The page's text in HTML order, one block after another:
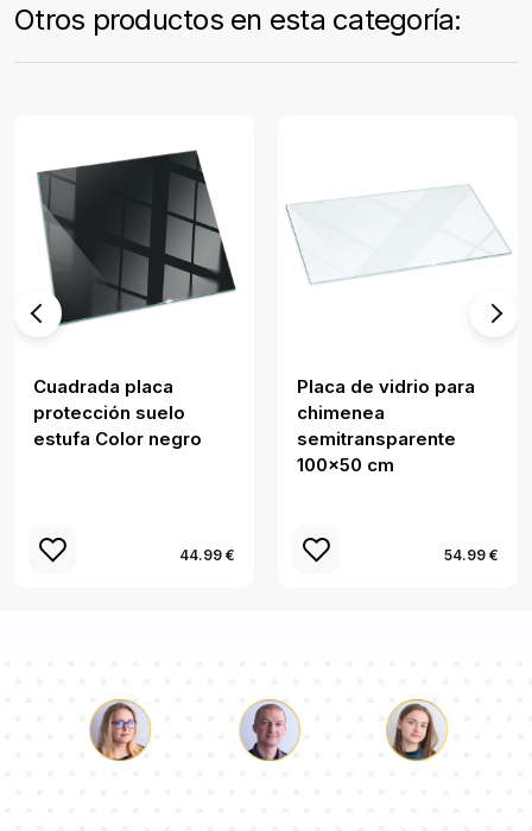
Otros productos en esta categoría:
Cuadrada placa
protección suelo
estufa Color negro
44.99 €
Placa de vidrio para
chimenea
semitransparente
100x50 cm
54.99 €